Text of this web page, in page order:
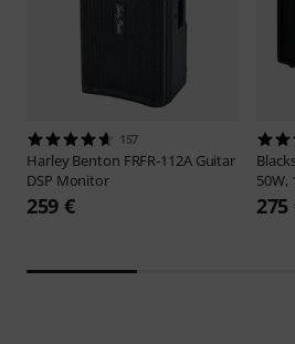
157
Harley Benton FRFR-112A Guitar
DSP Monitor
259 €
50W,
275